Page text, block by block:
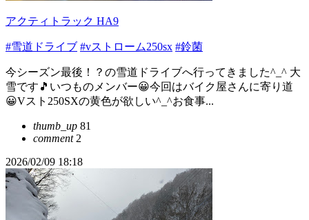
アクティトラック HA9
#雪道ドライブ #vストローム250sx #鈴菌
今シーズン最後！？の雪道ドライブへ行ってきました^_^ 大
雪です🎵いつものメンバー😀今回はバイク屋さんに寄り道
😀Vスト250SXの黄色が欲しい^_^お食事...
thumb_up 81
comment2
2026/02/09 18:18